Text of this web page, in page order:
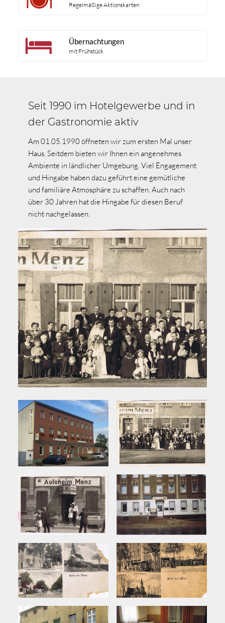
Regelmäßige Aktionskarten
Übernachtungen
mit Frühstück
Seit 1990 im Hotelgewerbe und in
der Gastronomie aktiv
Am 01.05.1990 öffneten wir zum ersten Mal unser
Haus. Seitdem bieten wir Ihnen ein angenehmes
Ambiente in ländlicher Umgebung. Viel Engagement
und Hingabe haben dazu geführt eine gemütliche
und familiäre Atmosphäre zu schaffen. Auch nach
über 30 Jahren hat die Hingabe für diesen Beruf
nicht nachgelassen.